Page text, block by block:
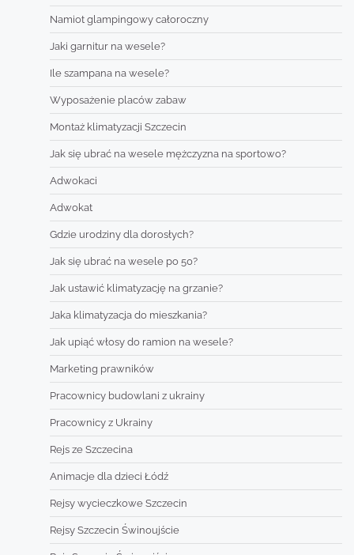
Namiot glampingowy całoroczny
Jaki garnitur na wesele?
Ile szampana na wesele?
Wyposażenie placów zabaw
Montaż klimatyzacji Szczecin
Jak się ubrać na wesele mężczyzna na sportowo?
Adwokaci
Adwokat
Gdzie urodziny dla dorosłych?
Jak się ubrać na wesele po 50?
Jak ustawić klimatyzację na grzanie?
Jaka klimatyzacja do mieszkania?
Jak upiąć włosy do ramion na wesele?
Marketing prawników
Pracownicy budowlani z ukrainy
Pracownicy z Ukrainy
Rejs ze Szczecina
Animacje dla dzieci Łódź
Rejsy wycieczkowe Szczecin
Rejsy Szczecin Świnoujście